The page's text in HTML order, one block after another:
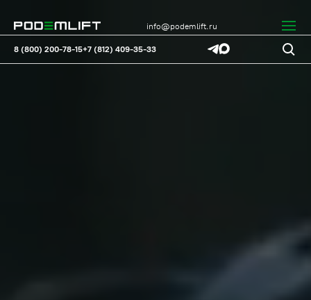
8 (800) 200-78-15+7 (812) 409-35-33
info@podemlift.ru